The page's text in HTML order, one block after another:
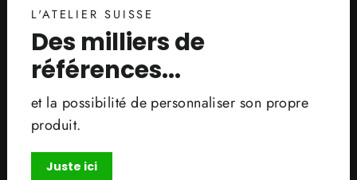
L'ATELIER SUISSE
Des milliers de
références...
et la possibilité de personnaliser son propre
produit.
Juste ici